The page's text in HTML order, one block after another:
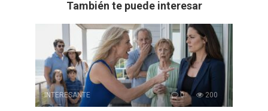
También te puede interesar
INTERESANTE 0 200